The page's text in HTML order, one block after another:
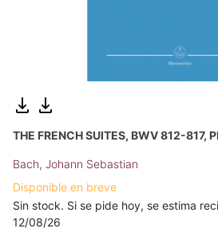
THE FRENCH SUITES, BWV 812-817,
Bach, Johann Sebastian
Disponible en breve
Sin stock. Si se pide hoy, se estima
12/08/26